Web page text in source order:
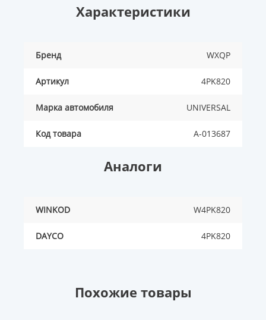
Характеристики
Бренд WXQP
Артикул 4PK820
Марка автомобиля UNIVERSAL
Код товара A-013687
Аналоги
WINKOD W4PK820
DAYCO 4PK820
Похожие товары